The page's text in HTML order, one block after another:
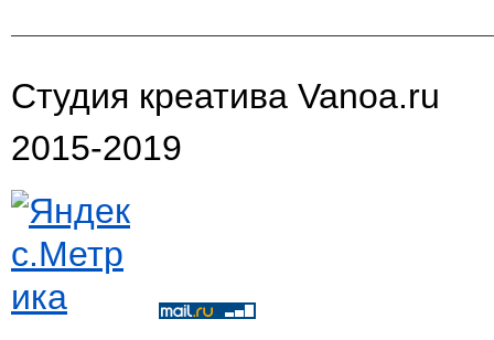
Студия креатива Vanoa.ru
2015-2019